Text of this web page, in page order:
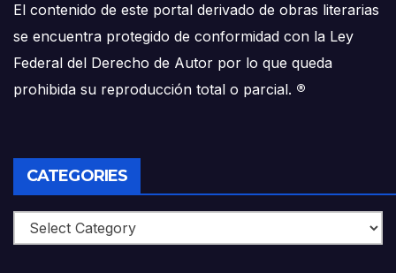
El contenido de este portal derivado de obras literarias
se encuentra protegido de conformidad con la Ley
Federal del Derecho de Autor por lo que queda
prohibida su reproducción total o parcial. ®
CATEGORIES
Categories